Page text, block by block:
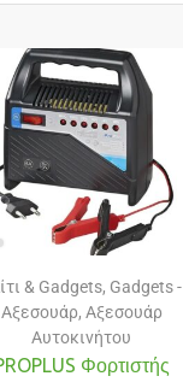
& Gadgets, Gadgets -
Αξεσουάρ, Αξεσουάρ
Αυτοκινήτου
Φορτιστής